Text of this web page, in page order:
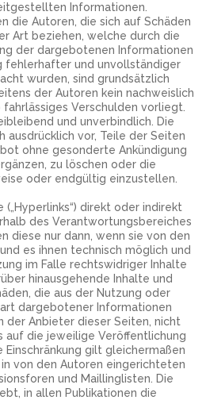
Informationen.
die Autoren, die sich auf Schäden
Art beziehen, welche durch die
der dargebotenen Informationen
fehlerhafter und unvollständiger
wurden, sind grundsätzlich
der Autoren kein nachweislich
Verschulden vorliegt.
und unverbindlich. Die
ausdrücklich vor, Teile der Seiten
ohne gesonderte Ankündigung
zu löschen oder die
oder endgültig einzustellen.
direkt oder indirekt
des Verantwortungsbereiches
diese nur dann, wenn sie von den
es ihnen technisch möglich und
im Falle rechtswidriger Inhalte
hinausgehende Inhalte und
die aus der Nutzung oder
dargebotener Informationen
der Anbieter dieser Seiten, nicht
auf die jeweilige Veröffentlichung
Einschränkung gilt gleichermaßen
von den Autoren eingerichteten
und Maillinglisten. Die
in allen Publikationen die